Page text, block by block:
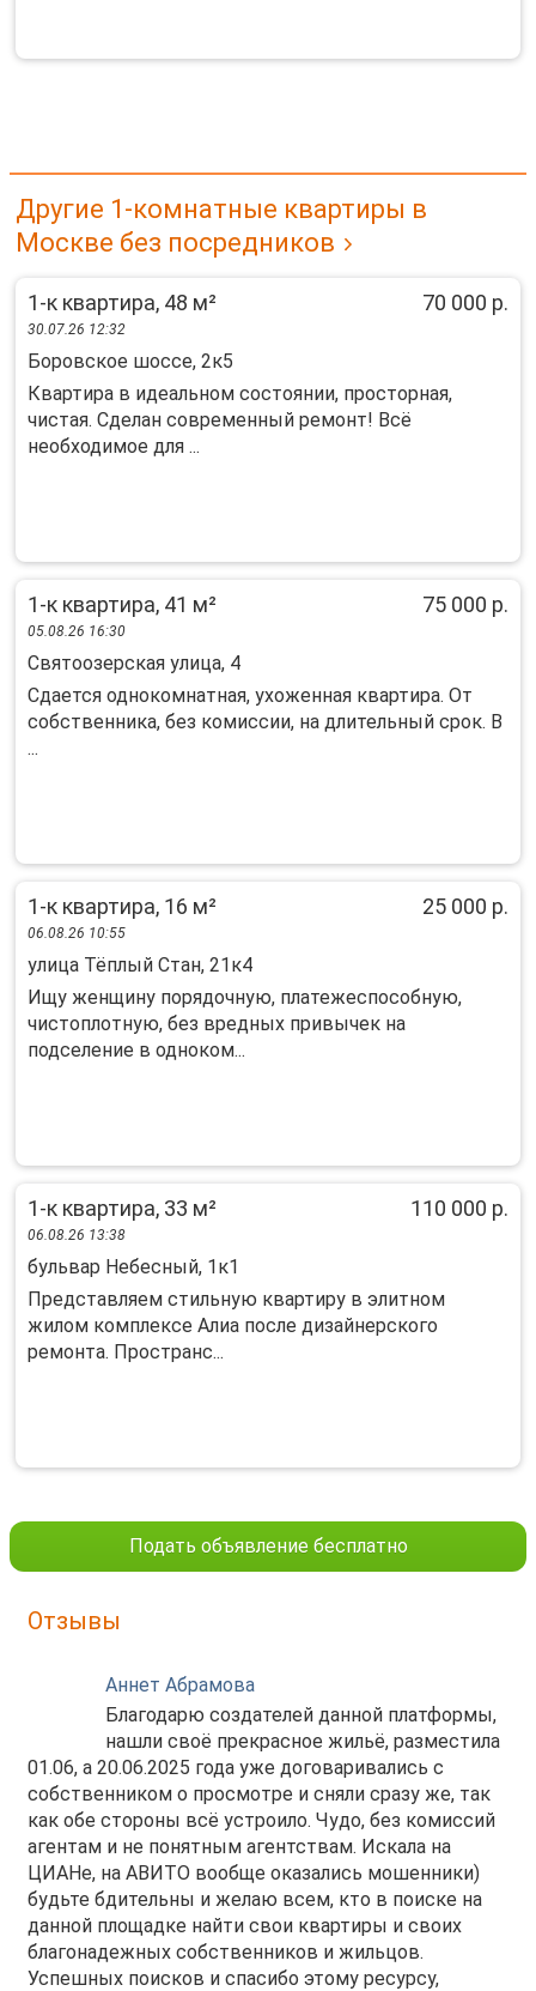
Другие 1-комнатные квартиры в
Москве без посредников
1-к квартира, 48 м² 70 000 р.
30.07.26 12:32
Боровское шоссе, 2к5
Квартира в идеальном состоянии, просторная,
чистая. Сделан современный ремонт! Всё
необходимое для ...
1-к квартира, 41 м² 75 000 р.
05.08.26 16:30
Святоозерская улица, 4
Сдается однокомнатная, ухоженная квартира. От
собственника, без комиссии, на длительный срок. В
...
1-к квартира, 16 м² 25 000 р.
06.08.26 10:55
улица Тёплый Стан, 21к4
Ищу женщину порядочную, платежеспособную,
чистоплотную, без вредных привычек на
подселение в одноком...
1-к квартира, 33 м² 110 000 р.
06.08.26 13:38
бульвар Небесный, 1к1
Представляем стильную квартиру в элитном
жилом комплексе Алиа после дизайнерского
ремонта. Пространс...
Подать объявление бесплатно
Отзывы
Аннет Абрамова
Благодарю создателей данной платформы,
нашли своё прекрасное жильё, разместила
01.06, а 20.06.2025 года уже договаривались с
собственником о просмотре и сняли сразу же, так
как обе стороны всё устроило. Чудо, без комиссий
агентам и не понятным агентствам. Искала на
ЦИАНе, на АВИТО вообще оказались мошенники)
будьте бдительны и желаю всем, кто в поиске на
данной площадке найти свои квартиры и своих
благонадежных собственников и жильцов.
Успешных поисков и спасибо этому ресурсу,